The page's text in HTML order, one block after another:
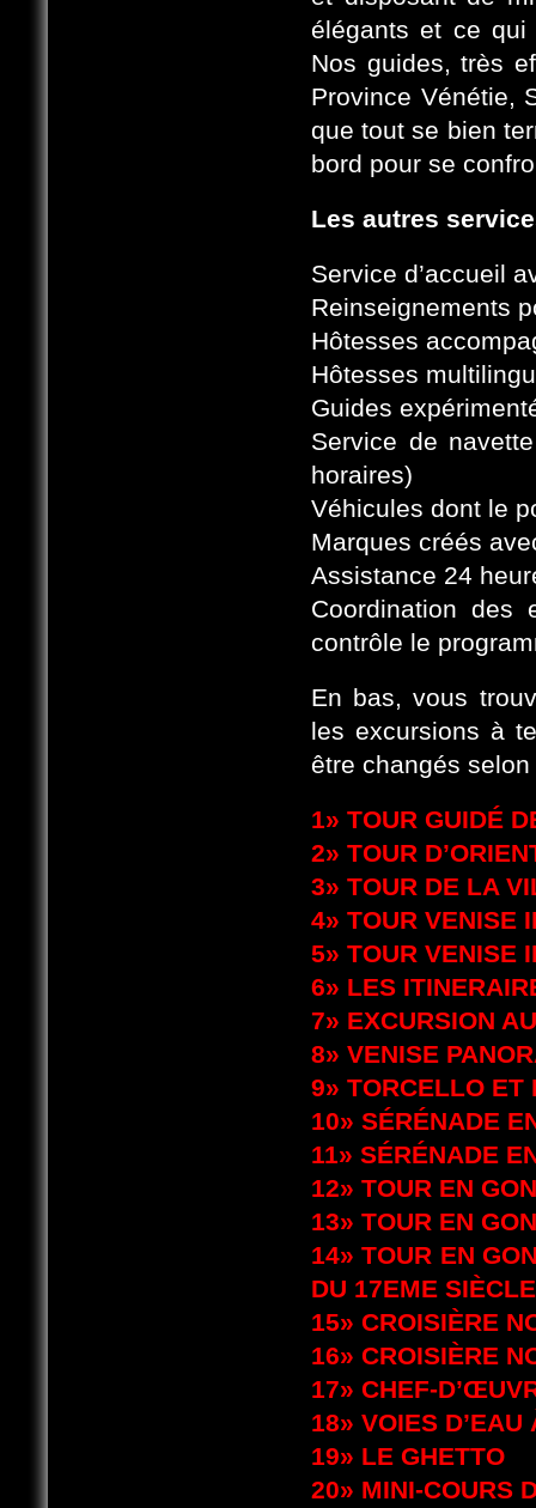
élégants et ce qui
Nos guides, très
Province Vénétie,
que tout se bien
bord pour se
Les autres
Service d’accueil
Reinseignements
Hôtesses
Hôtesses
Guides
Service de
horaires)
Véhicules dont le
Marques créés
Assistance 24
Coordination des
contrôle le
En bas, vous
les excursions à
être changés
1» TOUR GUIDÉ
2» TOUR
3» TOUR DE LA
4» TOUR VENISE
5» TOUR VENISE
6» LES
7» EXCURSION
8» VENISE
9» TORCELLO ET
10» SÉRÉNADE
11» SÉRÉNADE
12» TOUR EN
13» TOUR EN
14»TOUR EN
DU 17EME
15» CROISIÈRE
16» CROISIÈRE
17» CHEF-
18» VOIES D’EAU
19» LE GHETTO
20» MINI-COURS